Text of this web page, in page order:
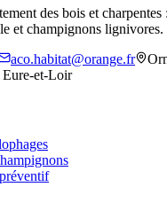
des bois et charpentes
et champignons
aco.habitat@orange.fr
Eure-et-Loir